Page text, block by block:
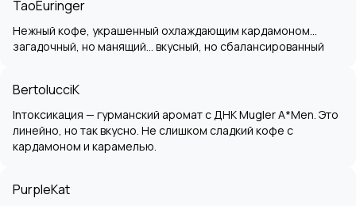
TaoEuringer
Нежный кофе, украшенный охлаждающим кардамоном...
загадочный, но манящий... вкусный, но сбалансированный
BertolucciK
Inтоксикация — гурманский аромат с ДНК Mugler A*Men. Это
линейно, но так вкусно. Не слишком сладкий кофе с
кардамоном и карамелью.
PurpleKat